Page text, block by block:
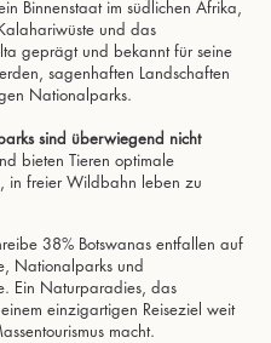
Binnenstaat im südlichen Afrika,
und das
geprägt und bekannt für seine
sagenhaften Landschaften
Nationalparks.
sind überwiegend nicht
bieten Tieren optimale
in freier Wildbahn leben zu
38% Botswanas entfallen auf
Nationalparks und
Ein Naturparadies, das
einzigartigen Reiseziel weit
macht.